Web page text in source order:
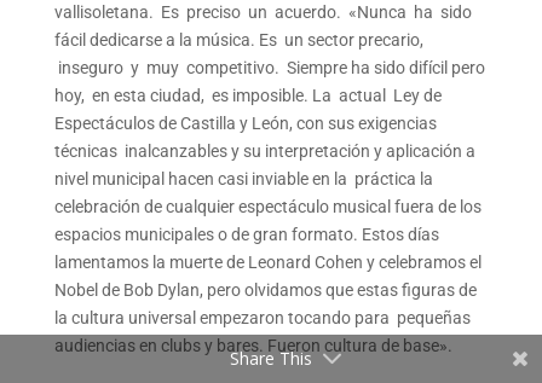
vallisoletana. Es preciso un acuerdo. «Nunca ha sido
fácil dedicarse a la música. Es un sector precario,
inseguro y muy competitivo. Siempre ha sido difícil pero
hoy, en esta ciudad, es imposible. La actual Ley de
Espectáculos de Castilla y León, con sus exigencias
técnicas inalcanzables y su interpretación y aplicación a
nivel municipal hacen casi inviable en la práctica la
celebración de cualquier espectáculo musical fuera de los
espacios municipales o de gran formato. Estos días
lamentamos la muerte de Leonard Cohen y celebramos el
Nobel de Bob Dylan, pero olvidamos que estas figuras de
la cultura universal empezaron tocando para pequeñas
audiencias en clubs y bares. Fueron cultura de base».
Share This